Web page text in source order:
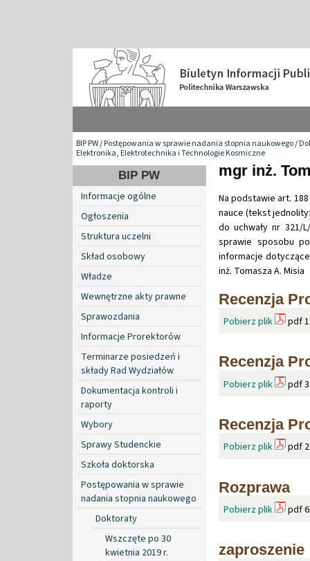
BIP PW/Postępowania w sprawie nadania stopnia naukowego/
Elektronika, Elektrotechnika i Technologie Kosmiczne
BIP PW
Informacje ogólne
Ogłoszenia
Struktura uczelni
Skład osobowy
Władze
Wewnętrzne akty prawne
Sprawozdania
Informacje Prorektorów
Terminarze posiedzeń i
składy Rad Wydziałów
Dokumentacja kontroli i
raporty
Wybory
Sprawy Studenckie
Szkoła doktorska
Postępowania w sprawie
nadania stopnia naukowego
Doktoraty
Wszczęte po 30
kwietnia 2019 r.
mgr inż.
Na podstawie art.
nauce (tekst jednolity:
do uchwały nr 321/
sprawie sposobu
informacje
inż. Tomasza A. Misia
Recenzja
Pobierz plik pdf
Recenzja
Pobierz plik pdf
Recenzja
Pobierz plik pdf
Rozprawa
Pobierz plik pdf
zaproszenie